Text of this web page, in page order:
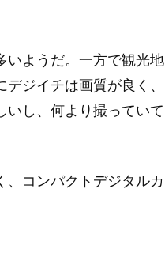
いようだ。一方で観光地
ジイチは画質が良く、
いし、何より撮っていて
、コンパクトデジタルカ